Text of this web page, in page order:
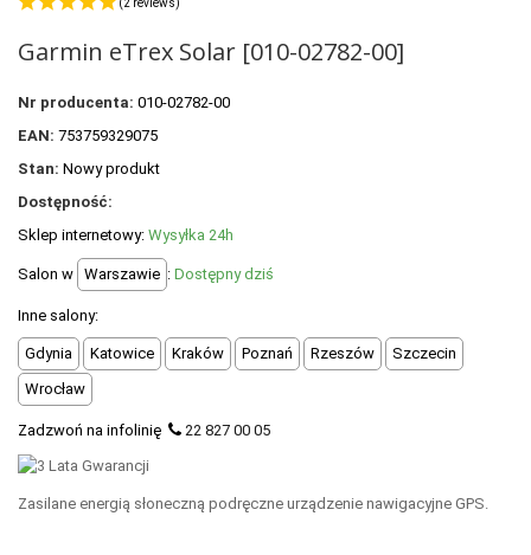
OUTLET
WYPRZEDAŻ
Garmin eTrex Solar [010-02782-00]
Nr producenta: 010-02782-00
EAN: 753759329075
Stan: Nowy produkt
Dostępność:
Sklep internetowy: Wysyłka 24h
Salon w Warszawie : Dostępny dziś
Inne salony:
Gdynia Katowice Kraków Poznań Rzeszów
Szczecin
Wrocław
Zadzwoń na infolinię 22 827 00 05
Zasilane energią słoneczną podręczne urządzenie nawigacyjne GPS.